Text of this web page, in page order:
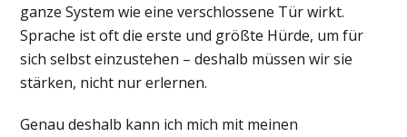
ganze System wie eine verschlossene Tür wirkt.
Sprache ist oft die erste und größte Hürde, um für
sich selbst einzustehen – deshalb müssen wir sie
stärken, nicht nur erlernen.
Genau deshalb kann ich mich mit meinen